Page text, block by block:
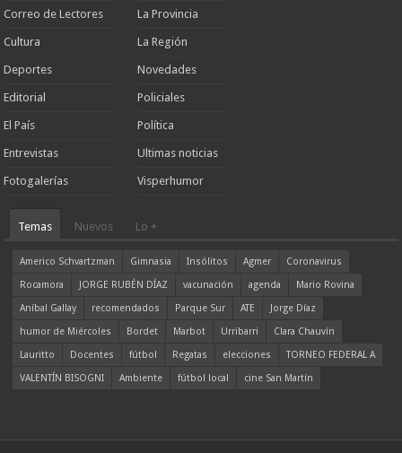
Correo de Lectores
Cultura
Deportes
Editorial
El País
Entrevistas
Fotogalerías
La Provincia
La Región
Novedades
Policiales
Política
Ultimas noticias
Visperhumor
Temas Nuevos Lo +
Americo Schvartzman Gimnasia Insólitos Agmer
Coronavirus
Rocamora
JORGE RUBÉN DÍAZ vacunación agenda
Mario Rovina
Aníbal Gallay
recomendados Parque Sur ATE
Jorge Díaz
humor de Miércoles
Bordet Marbot Urribarri
Clara Chauvín
Lauritto
Docentes fútbol Regatas elecciones
TORNEO FEDERAL A
VALENTÍN BISOGNI
Ambiente fútbol local cine San Martín